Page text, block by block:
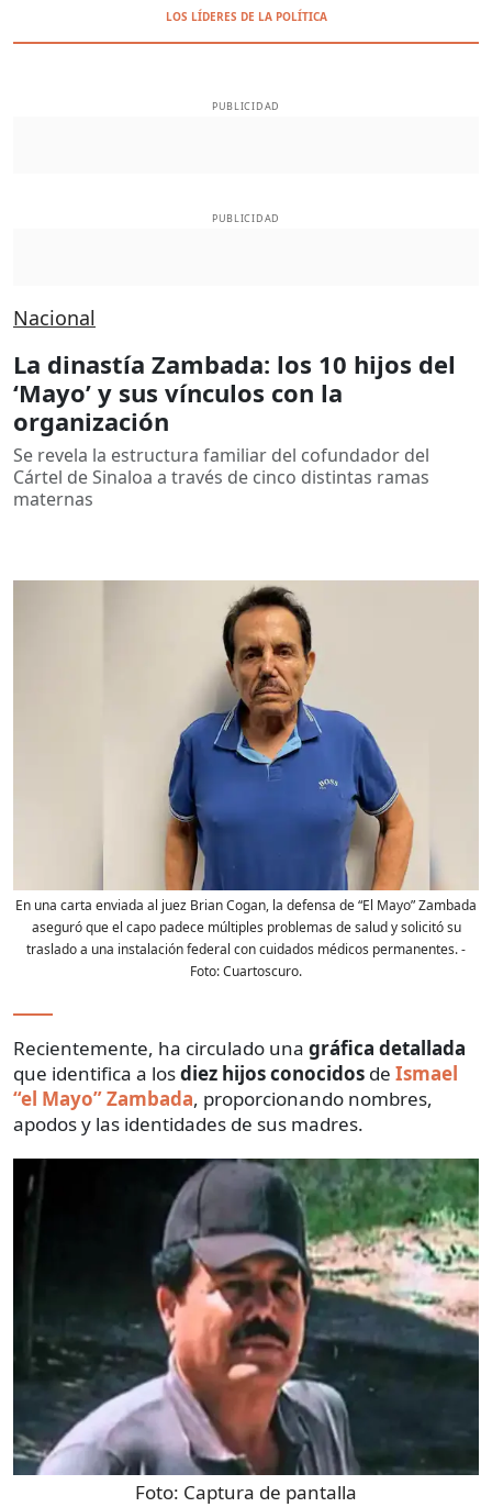
LOS LÍDERES DE LA POLÍTICA
PUBLICIDAD
PUBLICIDAD
Nacional
La dinastía Zambada: los 10 hijos del
‘Mayo’ y sus vínculos con la
organización
Se revela la estructura familiar del cofundador del
Cártel de Sinaloa a través de cinco distintas ramas
maternas
En una carta enviada al juez Brian Cogan, la defensa de “El Mayo” Zambada
aseguró que el capo padece múltiples problemas de salud y solicitó su
traslado a una instalación federal con cuidados médicos permanentes.-
Foto:Cuartoscuro.
Recientemente, ha circulado una gráfica detallada
que identifica a losdiez hijos conocidos de Ismael
“el Mayo” Zambada, proporcionando nombres,
apodos y las identidades de sus madres.
Foto: Captura de pantalla